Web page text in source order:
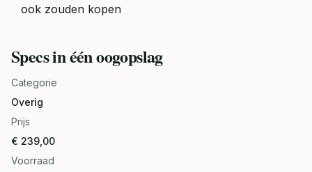
ook zouden kopen
Specs in één oogopslag
Categorie
Overig
Prijs
€ 239,00
Voorraad